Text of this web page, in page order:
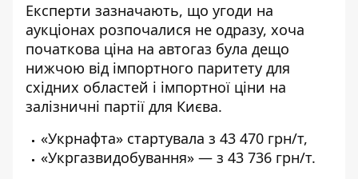
Експерти зазначають, що угоди на
аукціонах розпочалися не одразу, хоча
початкова ціна на автогаз була дещо
нижчою від імпортного паритету для
східних областей і імпортної ціни на
залізничні партії для Києва.
«Укрнафта» стартувала з 43 470 грн/т,
«Укргазвидобування» — з 43 736 грн/т.